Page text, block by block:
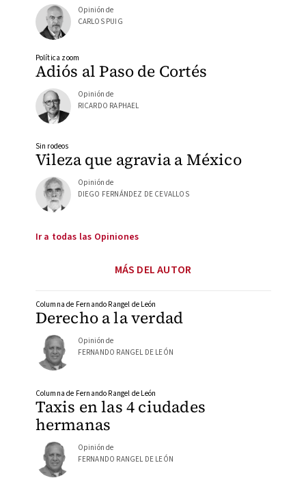
Opinión de
CARLOS PUIG
Adiós al Paso de Cortés
Política zoom
Opinión de
RICARDO RAPHAEL
Vileza que agravia a México
Sin rodeos
Opinión de
DIEGO FERNÁNDEZ DE CEVALLOS
Ir a todas las Opiniones
MÁS DEL AUTOR
Derecho a la verdad
Columna de Fernando Rangel de León
Opinión de
FERNANDO RANGEL DE LEÓN
Taxis en las 4 ciudades
hermanas
Columna de Fernando Rangel de León
Opinión de
FERNANDO RANGEL DE LEÓN